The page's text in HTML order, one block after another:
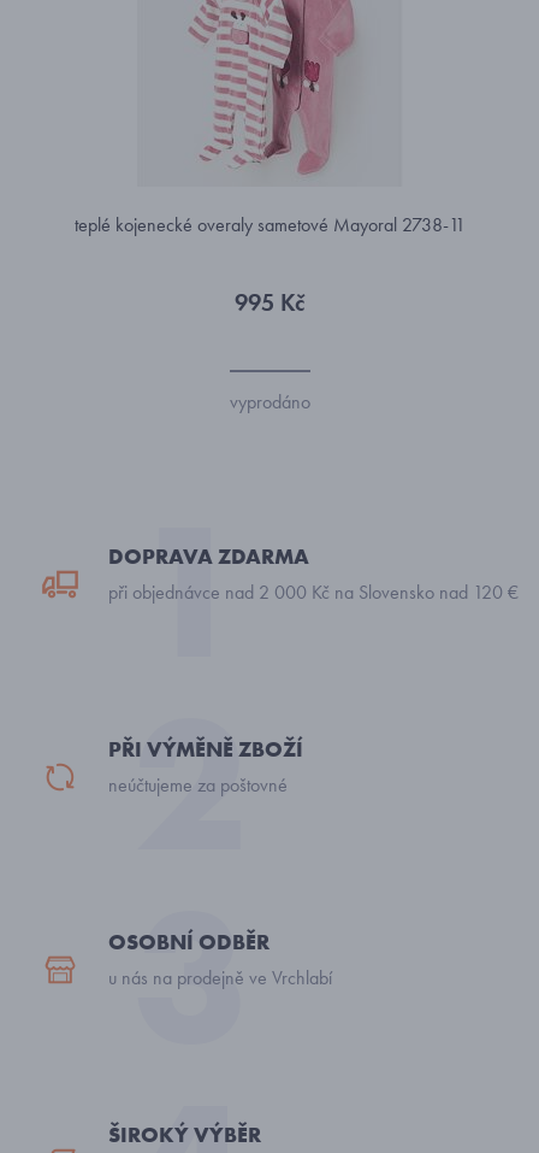
teplé kojenecké overaly sametové Mayoral 2738-11
995 Kč
vyprodáno
DOPRAVA ZDARMA
při objednávce nad 2 000 Kč na Slovensko nad 120 €
PŘI VÝMĚNĚ ZBOŽÍ
neúčtujeme za poštovné
OSOBNÍ ODBĚR
u nás na prodejně ve Vrchlabí
ŠIROKÝ VÝBĚR